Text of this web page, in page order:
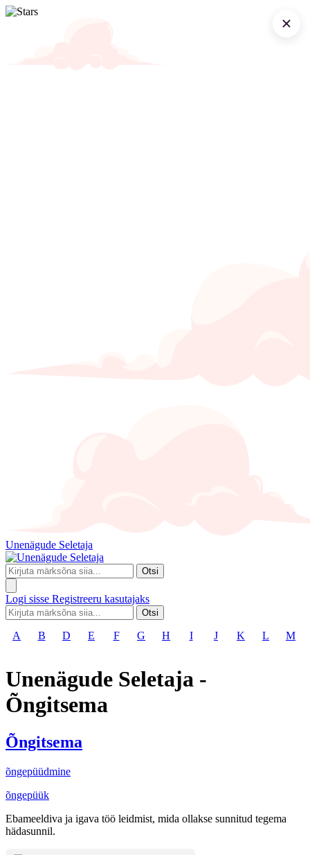
Unenägude Seletaja
Otsi
Logi sisse Registreeru kasutajaks
Otsi
A B D E F G H I J K L M
Unenägude Seletaja -
Õngitsema
Õngitsema
õngepüüdmine
õngepüük
Ebameeldiva ja igava töö leidmist, mida ollakse sunnitud tegema
hädasunnil.